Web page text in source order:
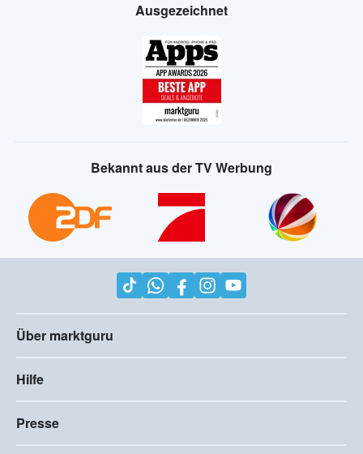
Ausgezeichnet
Bekannt aus der TV Werbung
Über marktguru
Hilfe
Presse